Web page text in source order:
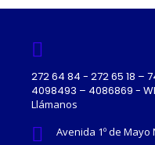
272 64 84 - 272 65 18 –
4098493 – 4086869 -
Llámanos
Avenida 1º de Mayo